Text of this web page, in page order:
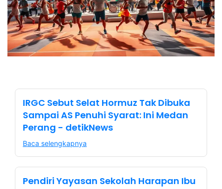
IRGC Sebut Selat Hormuz Tak Dibuka
Sampai AS Penuhi Syarat: Ini Medan
Perang - detikNews
Baca selengkapnya
Pendiri Yayasan Sekolah Harapan Ibu